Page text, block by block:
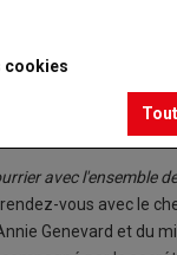
avec l'ensemble
vous avec le
Genevard et du
cookies